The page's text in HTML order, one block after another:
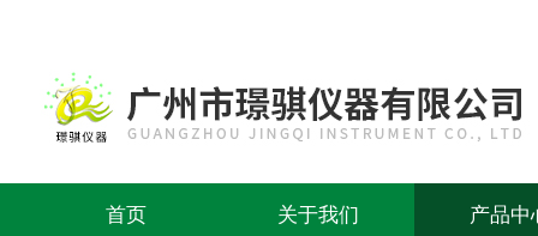
首页 关于我们 产品中